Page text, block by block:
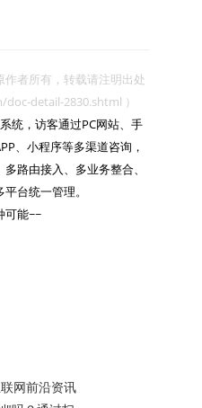
作者所有，转载请注明出处
detail-2830.shtml ）
统，访客通过PC网站、手
、小程序等多渠道咨询，
路由接入、多业务整合、
台统一管理。
可能~~
网前沿资讯